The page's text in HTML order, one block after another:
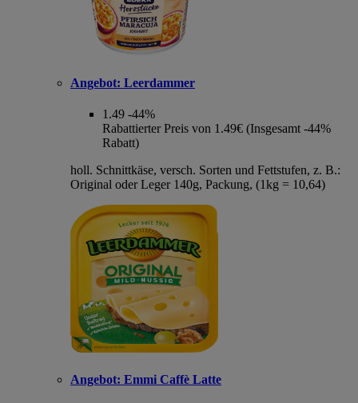
Angebot: Leerdammer
1.49 -44%
Rabattierter Preis von 1.49€ (Insgesamt -44%
Rabatt)
holl. Schnittkäse, versch. Sorten und Fettstufen, z. B.:
Original oder Leger 140g, Packung, (1kg = 10,64)
Angebot: Emmi Caffè Latte